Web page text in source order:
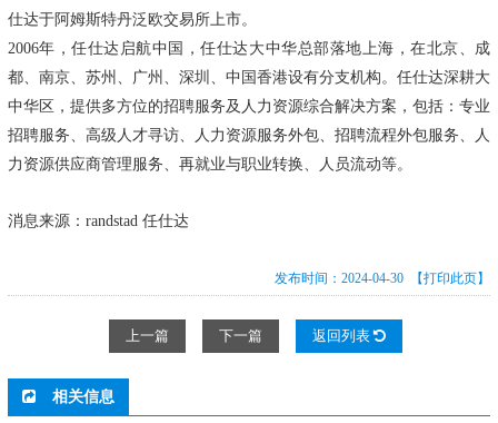
仕达于阿姆斯特丹泛欧交易所上市。
2006年，任仕达启航中国，任仕达大中华总部落地上海，在北京、成
都、南京、苏州、广州、深圳、中国香港设有分支机构。任仕达深耕大
中华区，提供多方位的招聘服务及人力资源综合解决方案，包括：专业
招聘服务、高级人才寻访、人力资源服务外包、招聘流程外包服务、人
力资源供应商管理服务、再就业与职业转换、人员流动等。
消息来源：randstad 任仕达
发布时间：2024-04-30 【打印此页】
上一篇 下一篇 返回列表
相关信息